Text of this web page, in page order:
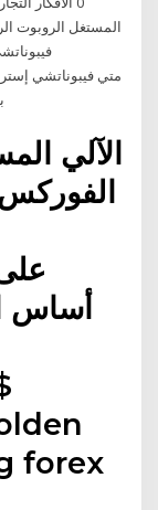
المستغل الروبوت
الفوركس
أساس
forex